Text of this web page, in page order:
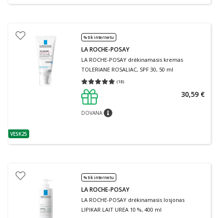
patarimas
VESK25
% tik internetu
LA ROCHE-POSAY
LA ROCHE-POSAY drėkinamasis kremas
TOLERIANE ROSALIAC, SPF 30, 50 ml
(18)
Vidutinis įvertinimas 5.00
DOVANApatarimas
30,59 €
% tik internetu
LA ROCHE-POSAY
LA ROCHE-POSAY drėkinamasis losjonas
LIPIKAR LAIT UREA 10 %, 400 ml